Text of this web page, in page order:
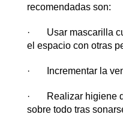
recomendadas son:
· Usar mascarilla
el espacio con otras
· Incrementar la
· Realizar higiene
sobre todo tras